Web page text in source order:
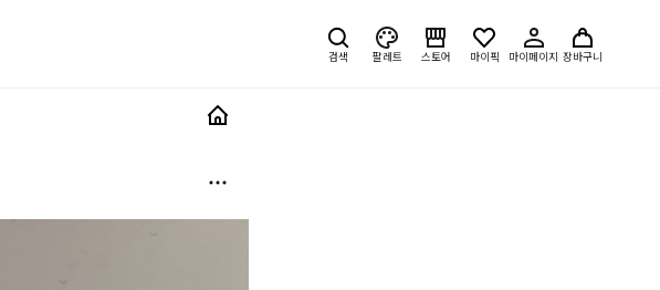
검색 팔레트 스토어 마이픽 마이페이지 장바구니